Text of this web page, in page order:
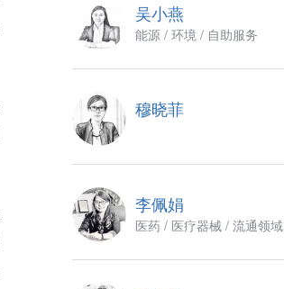
吴小燕
能源 / 环境 / 自助服务
穆晓菲
李佩娟
医药 / 医疗器械 / 流通领域